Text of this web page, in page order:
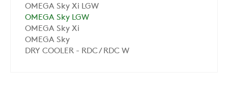
OMEGA Sky Xi LGW
OMEGA Sky LGW
OMEGA Sky Xi
OMEGA Sky
DRY COOLER - RDC / RDC W